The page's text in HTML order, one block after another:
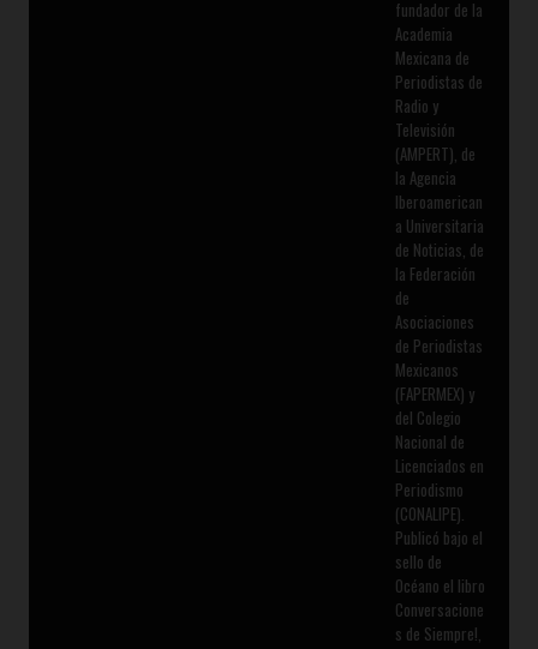
fundador de la
Academia
Mexicana de
Periodistas de
Radio y
Televisión
(AMPERT), de
la Agencia
Iberoamerican
a Universitaria
de Noticias, de
la Federación
de
Asociaciones
de Periodistas
Mexicanos
(FAPERMEX) y
del Colegio
Nacional de
Licenciados en
Periodismo
(CONALIPE).
Publicó bajo el
sello de
Océano el libro
Conversacione
s de Siempre!,